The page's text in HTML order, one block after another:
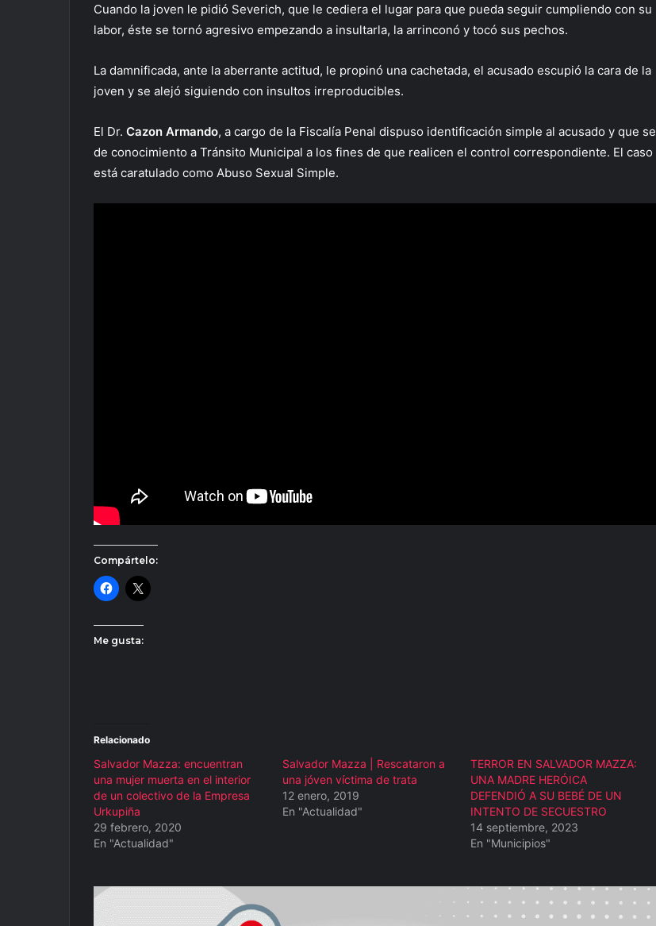
Cuando la joven le pidió Severich, que le cediera el lugar para que pueda seguir cumpliendo con su
labor, éste se tornó agresivo empezando a insultarla, la arrinconó y tocó sus pechos.
La damnificada, ante la aberrante actitud, le propinó una cachetada, el acusado escupió la cara de la
joven y se alejó siguiendo con insultos irreproducibles.
El Dr. Cazon Armando, a cargo de la Fiscalía Penal dispuso identificación simple al acusado y que se
de conocimiento a Tránsito Municipal a los fines de que realicen el control correspondiente. El caso
está caratulado como Abuso Sexual Simple.
Compártelo:
Me gusta:
Relacionado
Salvador Mazza: encuentran
una mujer muerta en el interior
de un colectivo de la Empresa
Urkupiña
29 febrero, 2020
En "Actualidad"
Salvador Mazza | Rescataron a
una jóven víctima de trata
12 enero, 2019
En "Actualidad"
TERROR EN SALVADOR MAZZA:
UNA MADRE HERÓICA
DEFENDIÓ A SU BEBÉ DE UN
INTENTO DE SECUESTRO
14 septiembre, 2023
En "Municipios"